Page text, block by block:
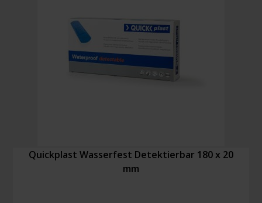
Quickplast Wasserfest Detektierbar 180 x 20
mm